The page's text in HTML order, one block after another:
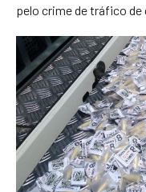
pelo crime de tráfico de